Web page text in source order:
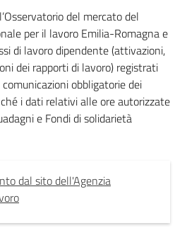
del mercato del
per il lavoro Emilia-Romagna e
di lavoro dipendente (attivazioni,
dei rapporti di lavoro) registrati
obbligatorie dei
i dati relativi alle ore autorizzate
e Fondi di solidarietà
dal sito dell'Agenzia